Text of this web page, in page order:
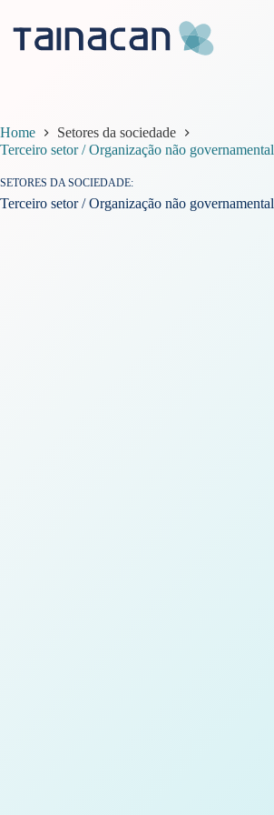
conteúdo
Home
Setores da sociedade
Terceiro setor / Organização não governamental
SETORES DA SOCIEDADE
Terceiro setor / Organização não governamental